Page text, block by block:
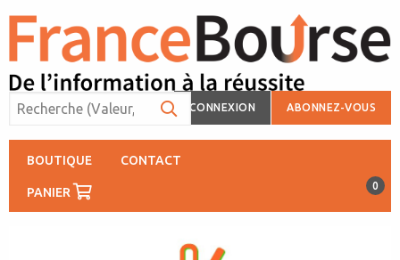
CONNEXION ABONNEZ-VOUS
BOUTIQUE CONTACT
PANIER 0